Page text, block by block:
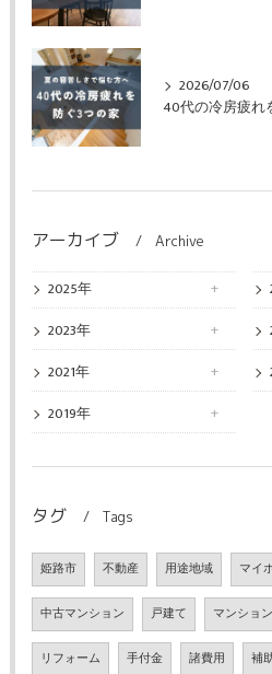
2026/07/06
40代の冷房疲れ
アーカイブ Archive
2025年
2023年
2021年
2019年
タグ Tags
姫路市 不動産 用途地域 マイ
中古マンション 戸建て マンション
リフォーム 手付金 諸費用 補